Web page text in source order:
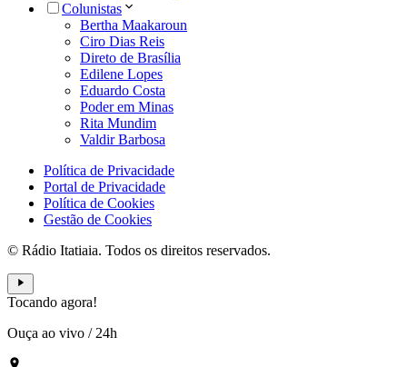
Colunistas
Bertha Maakaroun
Ciro Dias Reis
Direto de Brasília
Edilene Lopes
Eduardo Costa
Poder em Minas
Rita Mundim
Valdir Barbosa
Política de Privacidade
Portal de Privacidade
Política de Cookies
Gestão de Cookies
© Rádio Itatiaia. Todos os direitos reservados.
Tocando agora!
Ouça ao vivo / 24h